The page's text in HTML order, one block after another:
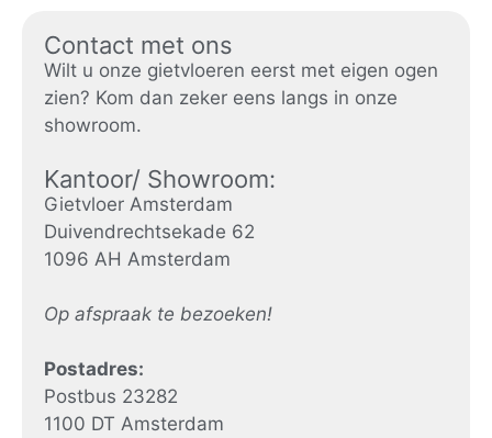
Contact met ons
Wilt u onze gietvloeren eerst met eigen ogen
zien? Kom dan zeker eens langs in onze
showroom.
Kantoor/ Showroom:
Gietvloer Amsterdam
Duivendrechtsekade 62
1096 AH Amsterdam
Op afspraak te bezoeken!
Postadres:
Postbus 23282
1100 DT Amsterdam